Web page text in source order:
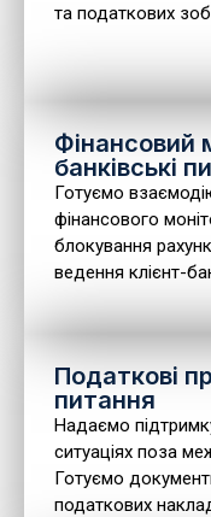
та податкових
Фінансовий
банківські
Готуємо
фінансового
блокування
ведення клієнт-
Податкові
питання
Надаємо
ситуаціях поза
Готуємо
податкових